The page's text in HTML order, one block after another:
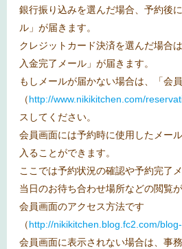
銀行振り込みを選んだ場合、予約後
ル」が届きます。
クレジットカード決済を選んだ場合
入金完了メール」が届きます。
もしメールが届かない場合は、「会員
（http://www.nikikitchen.com/
スしてください。
会員画面には予約時に使用したメー
入ることができます。
ここでは予約状況の確認や予約完了
当日のお待ち合わせ場所などの閲覧が
会員画面のアクセス方法です
（http://nikikitchen.blog.fc2.com/
会員画面に表示されない場合は、事